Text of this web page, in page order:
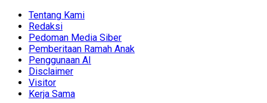
Tentang Kami
Redaksi
Pedoman Media Siber
Pemberitaan Ramah Anak
Penggunaan AI
Disclaimer
Visitor
Kerja Sama